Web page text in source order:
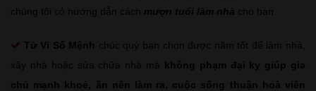
chúng tôi có hướng dẫn cách mượn tuổi làm nhà cho bạn.
Tử Vi Số Mệnh chúc quý bạn chọn được năm tốt để làm nhà,
xây nhà hoặc sửa chữa nhà mà không phạm đại kỵ giúp gia
chủ mạnh khoẻ, ăn nên làm ra, cuộc sống thuận hoà viên